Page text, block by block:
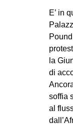
E’ in
la
di
soffia
al